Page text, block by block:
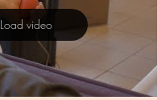
Load video